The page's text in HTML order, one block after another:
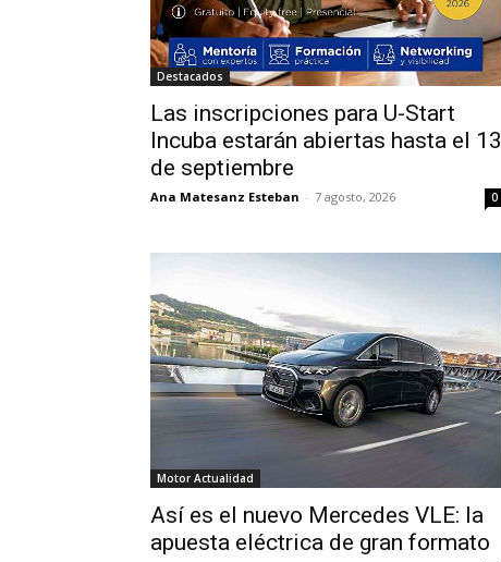
Destacados
Las inscripciones para U-Start
Incuba estarán abiertas hasta el 13
de septiembre
Ana Matesanz Esteban - 7 agosto, 2026 0
Motor Actualidad
Así es el nuevo Mercedes VLE: la
apuesta eléctrica de gran formato